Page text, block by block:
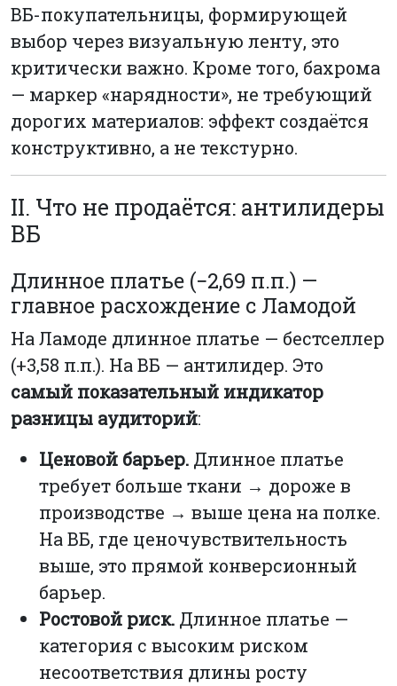
ВБ-покупательницы, формирующей
выбор через визуальную ленту, это
критически важно. Кроме того, бахрома
— маркер «нарядности», не требующий
дорогих материалов: эффект создаётся
конструктивно, а не текстурно.
II. Что не продаётся: антилидеры
ВБ
Длинное платье (−2,69 п.п.) —
главное расхождение с Ламодой
На Ламоде длинное платье — бестселлер
(+3,58 п.п.). На ВБ — антилидер. Это
самый показательный индикатор
разницы аудиторий:
Ценовой барьер. Длинное платье
требует больше ткани → дороже в
производстве → выше цена на полке.
На ВБ, где ценочувствительность
выше, это прямой конверсионный
барьер.
Ростовой риск. Длинное платье —
категория с высоким риском
несоответствия длины росту